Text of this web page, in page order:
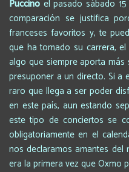
Puccino el pasado sábado
comparación se justifica
franceses favoritos y, te
que ha tomado su carrera,
algo que siempre aporta
presuponer a un directo. Si a
raro que llega a ser poder
en este país, aun estando
este tipo de conciertos se
obligatoriamente en el
nos declaramos amantes del
era la primera vez que Oxmo